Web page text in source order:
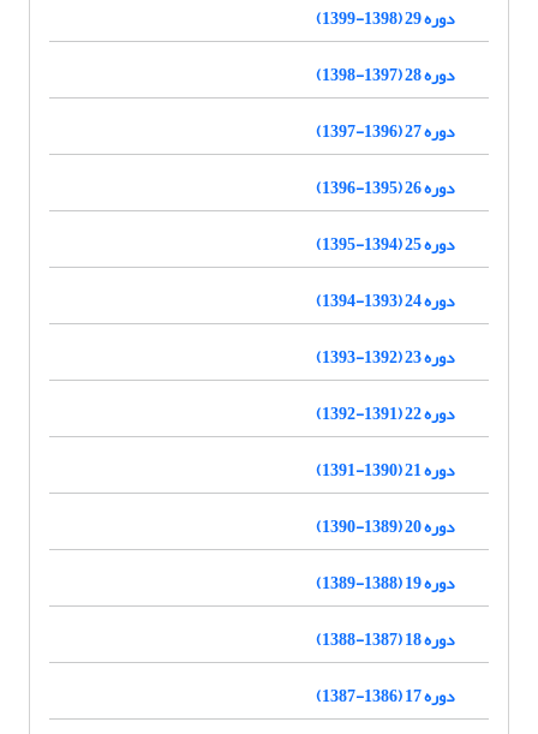
دوره 29 (1398-1399)
دوره 28 (1397-1398)
دوره 27 (1396-1397)
دوره 26 (1395-1396)
دوره 25 (1394-1395)
دوره 24 (1393-1394)
دوره 23 (1392-1393)
دوره 22 (1391-1392)
دوره 21 (1390-1391)
دوره 20 (1389-1390)
دوره 19 (1388-1389)
دوره 18 (1387-1388)
دوره 17 (1386-1387)